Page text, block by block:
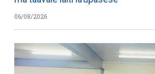
06/08/2026